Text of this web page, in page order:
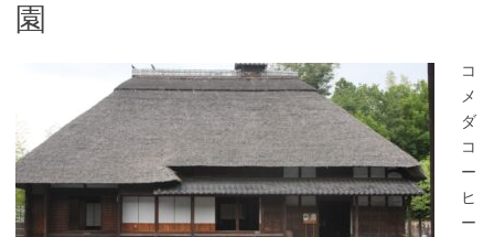
園
コ
メ
ダ
コ
ー
ヒ
ー